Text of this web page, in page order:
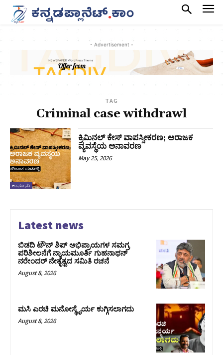
- Advertisement -
TAG
Criminal case withdrawl
ಕಾನೂನು
ಕ್ರಿಮಿನಲ್ ಕೇಸ್ ವಾಪಸ್ಸೀಕರಣ; ಅರಾಜಕ
ವ್ಯವಸ್ಥೆಯ ಅನಾವರಣ
May 25, 2026
Latest news
ಬಿಡದಿ ಟೌನ್ ಶಿಪ್ ಅಭಿಪ್ರಾಯಗಳ ಸಮಗ್ರ
ಪರಿಶೀಲನೆಗೆ ನ್ಯಾಯಮೂರ್ತಿ ಗುಹನಾಥನ್
ನರೇಂದರ್ ನೇತೃತ್ವದ ಸಮಿತಿ ರಚನೆ
August 8, 2026
ಮಸಿ ಎರಚಿ ಮನೋಸ್ಥೈರ್ಯ ಕುಗ್ಗಿಸಲಾಗದು
August 8, 2026